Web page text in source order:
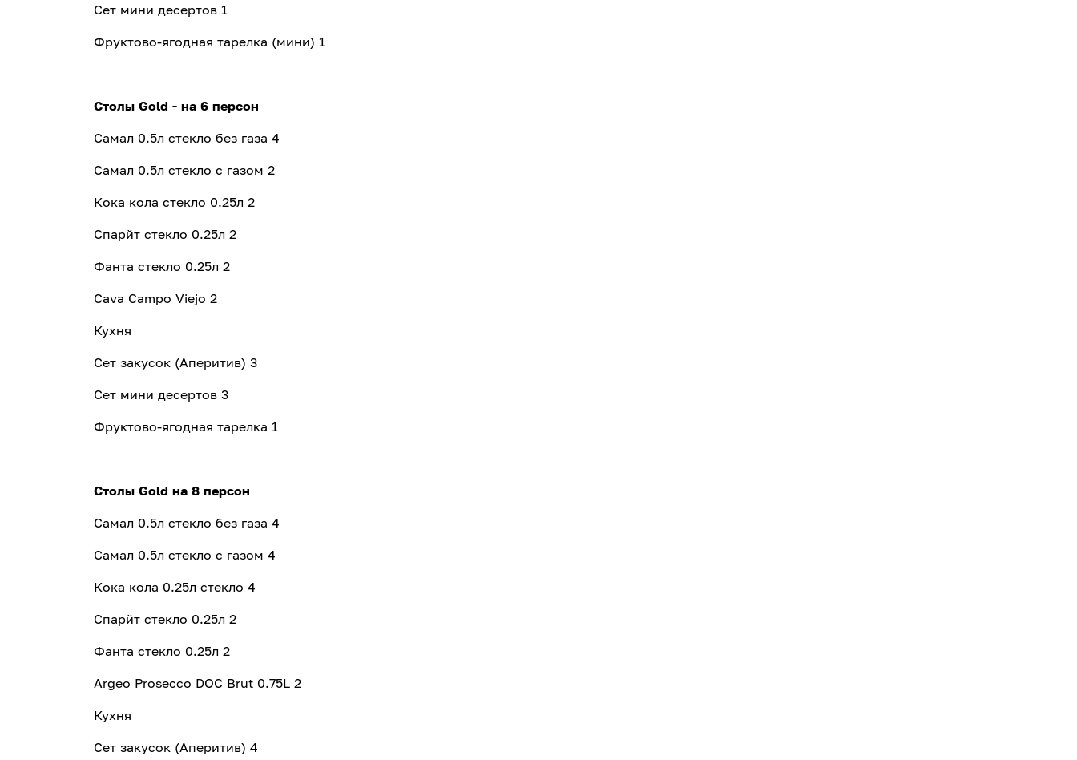
Сет мини десертов 1
Фруктово-ягодная тарелка (мини) 1
Столы Gold - на 6 персон
Самал 0.5л стекло без газа 4
Самал 0.5л стекло с газом 2
Кока кола cтекло 0.25л 2
Спарйт cтекло 0.25л 2
Фанта cтекло 0.25л 2
Cava Campo Viejo 2
Кухня
Сет закусок (Аперитив) 3
Сет мини десертов 3
Фруктово-ягодная тарелка 1
Столы Gold на 8 персон
Самал 0.5л стекло без газа 4
Самал 0.5л стекло с газом 4
Кока кола 0.25л стекло 4
Спарйт cтекло 0.25л 2
Фанта cтекло 0.25л 2
Argeo Prosecco DOC Brut 0.75L 2
Кухня
Сет закусок (Аперитив) 4